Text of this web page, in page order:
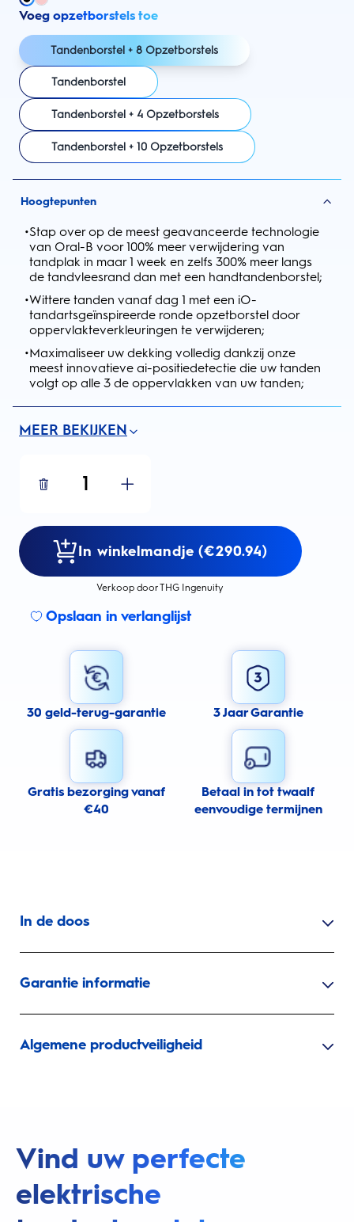
Voeg opzetborstels toe
Tandenborstel + 8 Opzetborstels
Tandenborstel
Tandenborstel + 4 Opzetborstels
Tandenborstel + 10 Opzetborstels
Hoogtepunten
•Stap over op de meest geavanceerde technologie
van Oral-B voor 100% meer verwijdering van
tandplak in maar 1 week en zelfs 300% meer langs
de tandvleesrand dan met een handtandenborstel;
•Wittere tanden vanaf dag 1 met een iO-
tandartsgeïnspireerde ronde opzetborstel door
oppervlakteverkleuringen te verwijderen;
•Maximaliseer uw dekking volledig dankzij onze
meest innovatieve ai-positiedetectie die uw tanden
volgt op alle 3 de oppervlakken van uw tanden;
MEER BEKIJKEN
1
In winkelmandje (€290.94)
Verkoop door THG Ingenuity
Opslaan in verlanglijst
30 geld-terug-garantie 3 Jaar Garantie
Gratis bezorging vanaf
€40
Betaal in tot twaalf
eenvoudige termijnen
In de doos
Garantie informatie
Algemene productveiligheid
Vind uw perfecte
elektrische